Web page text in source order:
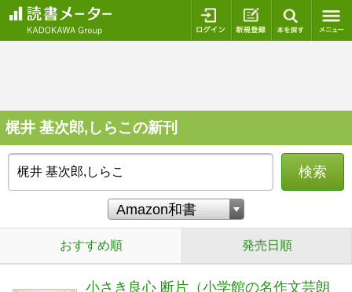
ログイン 新規登録
梶井 基次郎,しらこの新刊
検索
おすすめ順 発売日順
小さき良心 断片（小学館の名作文芸朗